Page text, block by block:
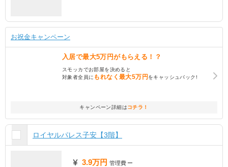
お祝金キャンペーン
入居で最大5万円がもらえる！？
スモッカでお部屋を決めると
対象者全員に もれなく最大5万円をキャッシュバック!
キャンペーン詳細はコチラ！
ロイヤルパレス子安【3階】
3.9万円 管理費 ー